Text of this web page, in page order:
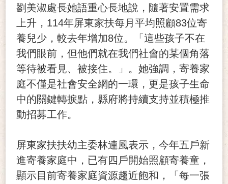
劉美淑處長她語重心長地說，隨著安置需求
上升，114年屏東家扶每月平均照顧83位寄
養兒少，較去年增加8位。「這些孩子不在
我們眼前，但他們就在我們社會的某個角落
等待被看見、被接住。」。她強調，寄養家
庭不僅是社會安全網的一環，更是孩子生命
中的關鍵轉捩點，縣府將持續支持並積極推
動招募工作。
屏東家扶扶幼主委林連風表示，今年五戶新
進寄養家庭中，已有四戶開始照顧寄養童，
顯示目前寄養家庭資源趨近飽和，「每一張